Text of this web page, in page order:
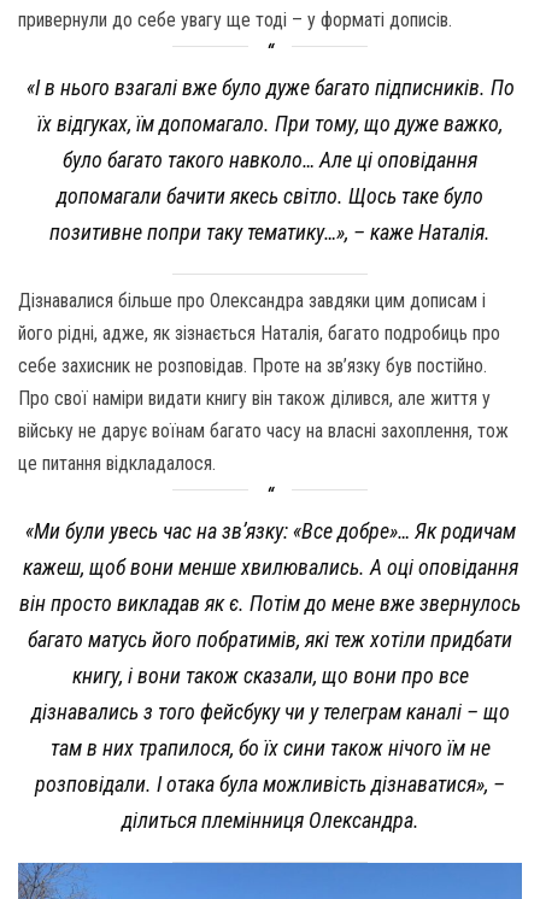
привернули до себе увагу ще тоді – у форматі дописів.
«І в нього взагалі вже було дуже багато підписників. По
їх відгуках, їм допомагало. При тому, що дуже важко,
було багато такого навколо… Але ці оповідання
допомагали бачити якесь світло. Щось таке було
позитивне попри таку тематику…», – каже Наталія.
Дізнавалися більше про Олександра завдяки цим дописам і
його рідні, адже, як зізнається Наталія, багато подробиць про
себе захисник не розповідав. Проте на зв’язку був постійно.
Про свої наміри видати книгу він також ділився, але життя у
війську не дарує воїнам багато часу на власні захоплення, тож
це питання відкладалося.
«Ми були увесь час на зв’язку: «Все добре»… Як родичам
кажеш, щоб вони менше хвилювались. А оці оповідання
він просто викладав як є. Потім до мене вже звернулось
багато матусь його побратимів, які теж хотіли придбати
книгу, і вони також сказали, що вони про все
дізнавались з того фейсбуку чи у телеграм каналі – що
там в них трапилося, бо їх сини також нічого їм не
розповідали. І отака була можливість дізнаватися», –
ділиться племінниця Олександра.